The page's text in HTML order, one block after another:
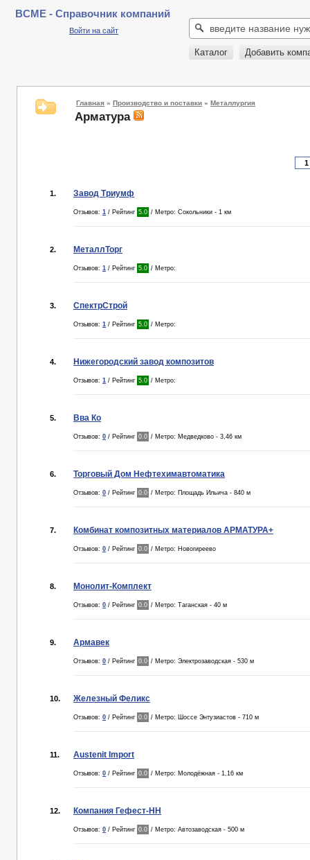
BCME - Справочник компаний
Войти на сайт
Каталог Добавить
Главная » Производство и поставки » Металлургия
Арматура
1. Завод Триумф
Отзывов: 1 / Рейтинг 5.0 / Метро: Сокольники - 1 км
2. МеталлТорг
Отзывов: 1 / Рейтинг 5.0 / Метро:
3. СпектрСтрой
Отзывов: 1 / Рейтинг 5.0 / Метро:
4. Нижегородский завод композитов
Отзывов: 1 / Рейтинг 5.0 / Метро:
5. Вва Ко
Отзывов: 0 / Рейтинг 0.0 / Метро: Медведково - 3,46 км
6. Торговый Дом Нефтехимавтоматика
Отзывов: 0 / Рейтинг 0.0 / Метро: Площадь Ильича - 840 м
7. Комбинат композитных материалов АРМАТУРА+
Отзывов: 0 / Рейтинг 0.0 / Метро: Новогиреево
8. Монолит-Комплект
Отзывов: 0 / Рейтинг 0.0 / Метро: Таганская - 40 м
9. Армавек
Отзывов: 0 / Рейтинг 0.0 / Метро: Электрозаводская - 530 м
10. Железный Феликс
Отзывов: 0 / Рейтинг 0.0 / Метро: Шоссе Энтузиастов - 710 м
11. Austenit Import
Отзывов: 0 / Рейтинг 0.0 / Метро: Молодёжная - 1,16 км
12. Компания Гефест-НН
Отзывов: 0 / Рейтинг 0.0 / Метро: Автозаводская - 500 м